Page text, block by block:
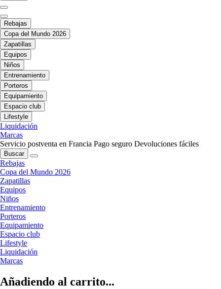
Rebajas
Copa del Mundo 2026
Zapatillas
Equipos
Niños
Entrenamiento
Porteros
Equipamiento
Espacio club
Lifestyle
Liquidación
Marcas
Servicio postventa en Francia Pago seguro Devoluciones fáciles
Buscar
Rebajas
Copa del Mundo 2026
Zapatillas
Equipos
Niños
Entrenamiento
Porteros
Equipamiento
Espacio club
Lifestyle
Liquidación
Marcas
Añadiendo al carrito...